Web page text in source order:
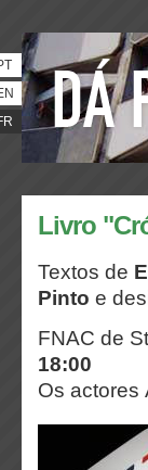
Livro
Textos de
Pinto e
FNAC de
18:00
Os actores